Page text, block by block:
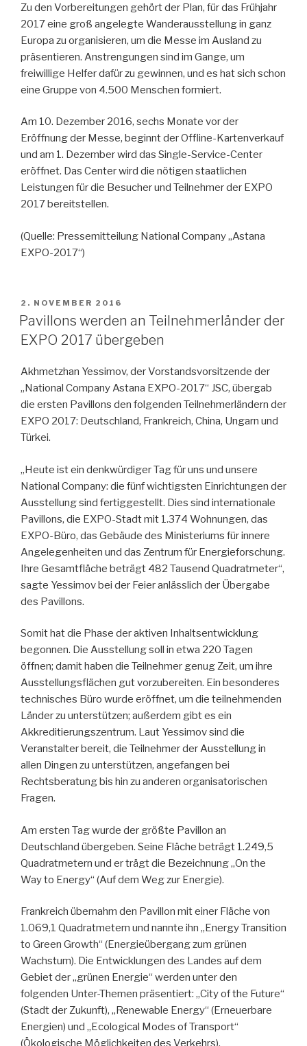
Zu den Vorbereitungen gehört der Plan, für das Frühjahr
2017 eine groß angelegte Wanderausstellung in ganz
Europa zu organisieren, um die Messe im Ausland zu
präsentieren. Anstrengungen sind im Gange, um
freiwillige Helfer dafür zu gewinnen, und es hat sich schon
eine Gruppe von 4.500 Menschen formiert.
Am 10. Dezember 2016, sechs Monate vor der
Eröffnung der Messe, beginnt der Offline-Kartenverkauf
und am 1. Dezember wird das Single-Service-Center
eröffnet. Das Center wird die nötigen staatlichen
Leistungen für die Besucher und Teilnehmer der EXPO
2017 bereitstellen.
(Quelle: Pressemitteilung National Company „Astana
EXPO-2017“)
VERÖFFENTLICHT
AM
2. NOVEMBER 2016
Pavillons werden an Teilnehmerländer der
EXPO 2017 übergeben
Akhmetzhan Yessimov, der Vorstandsvorsitzende der
„National Company Astana EXPO-2017“ JSC, übergab
die ersten Pavillons den folgenden Teilnehmerländern der
EXPO 2017: Deutschland, Frankreich, China, Ungarn und
Türkei.
„Heute ist ein denkwürdiger Tag für uns und unsere
National Company: die fünf wichtigsten Einrichtungen der
Ausstellung sind fertiggestellt. Dies sind internationale
Pavillons, die EXPO-Stadt mit 1.374 Wohnungen, das
EXPO-Büro, das Gebäude des Ministeriums für innere
Angelegenheiten und das Zentrum für Energieforschung.
Ihre Gesamtfläche beträgt 482 Tausend Quadratmeter“,
sagte Yessimov bei der Feier anlässlich der Übergabe
des Pavillons.
Somit hat die Phase der aktiven Inhaltsentwicklung
begonnen. Die Ausstellung soll in etwa 220 Tagen
öffnen; damit haben die Teilnehmer genug Zeit, um ihre
Ausstellungsflächen gut vorzubereiten. Ein besonderes
technisches Büro wurde eröffnet, um die teilnehmenden
Länder zu unterstützen; außerdem gibt es ein
Akkreditierungszentrum. Laut Yessimov sind die
Veranstalter bereit, die Teilnehmer der Ausstellung in
allen Dingen zu unterstützen, angefangen bei
Rechtsberatung bis hin zu anderen organisatorischen
Fragen.
Am ersten Tag wurde der größte Pavillon an
Deutschland übergeben. Seine Fläche beträgt 1.249,5
Quadratmetern und er trägt die Bezeichnung „On the
Way to Energy“ (Auf dem Weg zur Energie).
Frankreich übernahm den Pavillon mit einer Fläche von
1.069,1 Quadratmetern und nannte ihn „Energy Transition
to Green Growth“ (Energieübergang zum grünen
Wachstum). Die Entwicklungen des Landes auf dem
Gebiet der „grünen Energie“ werden unter den
folgenden Unter-Themen präsentiert: „City of the Future“
(Stadt der Zukunft), „Renewable Energy“ (Erneuerbare
Energien) und „Ecological Modes of Transport“
(Ökologische Möglichkeiten des Verkehrs).